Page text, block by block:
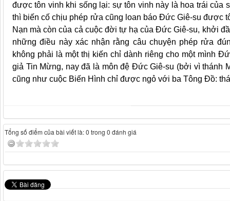
được tôn vinh khi sống lại: sự tôn vinh này là hoa trái
thì biến cố chịu phép rửa cũng loan báo Đức Giê-su được
Nạn mà còn của cả cuộc đời tự hạ của Đức Giê-su, khởi
những điều này xác nhận rằng câu chuyện phép rửa
không phải là một thị kiến chỉ dành riêng cho một mình
giả Tin Mừng, nay đã là môn đệ Đức Giê-su (bởi vì thánh
cũng như cuộc Biến Hình chỉ được ngỏ với ba Tông Đồ:
Tổng số điểm của bài viết là: 0 trong 0 đánh giá